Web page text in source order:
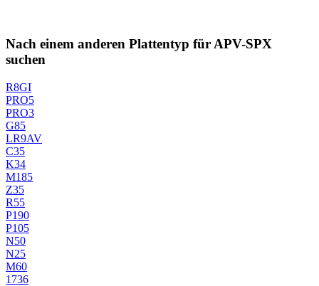
Nach einem anderen Plattentyp für APV-SPX
suchen
R8GI
PRO5
PRO3
G85
LR9AV
C35
K34
M185
Z35
R55
P190
P105
N50
N25
M60
1736